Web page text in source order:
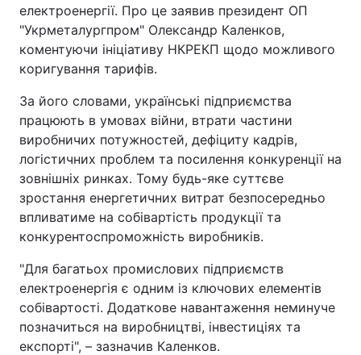
Економіка Світ
Наука
Техно і зв'язок
Здоров'я Туризм
Цікавинки Погода
Екологія Регіони
Відео з Youtube Статті
Інтерв'ю
електроенергії. Про це заявив президент ОП
"Укрметалургпром" Олександр Каленков,
коментуючи ініціативу НКРЕКП щодо можливого
коригування тарифів.
За його словами, українські підприємства
працюють в умовах війни, втрати частини
виробничих потужностей, дефіциту кадрів,
логістичних проблем та посилення конкуренції на
зовнішніх ринках. Тому будь-яке суттєве
зростання енергетичних витрат безпосередньо
впливатиме на собівартість продукції та
конкурентоспроможність виробників.
"Для багатьох промислових підприємств
електроенергія є одним із ключових елементів
собівартості. Додаткове навантаження неминуче
позначиться на виробництві, інвестиціях та
експорті", – зазначив Каленков.